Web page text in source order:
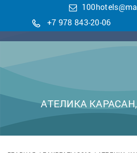
+7 978 843-20-06
АТЕЛИКА